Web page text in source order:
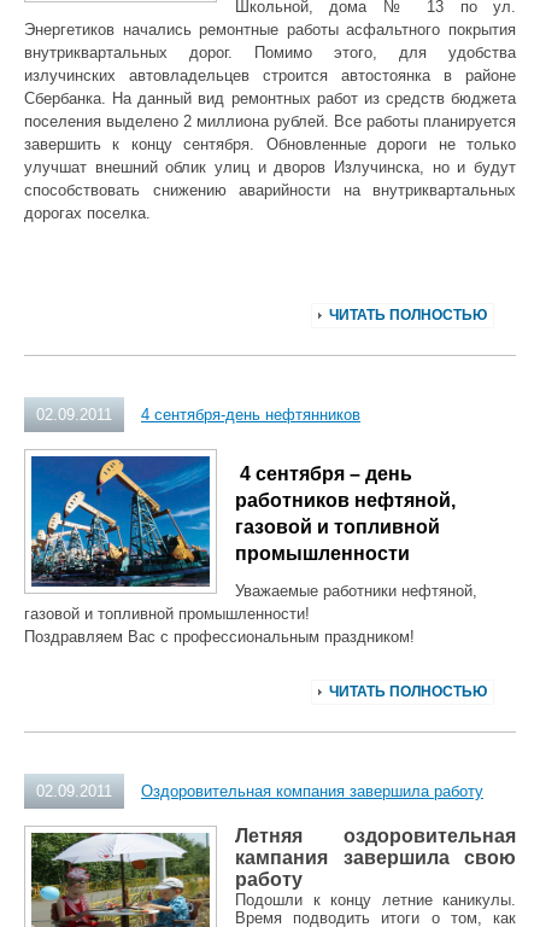
Школьной, дома № 13 по ул.
Энергетиков начались ремонтные работы асфальтного покрытия
внутриквартальных дорог. Помимо этого, для удобства
излучинских автовладельцев строится автостоянка в районе
Сбербанка. На данный вид ремонтных работ из средств бюджета
поселения выделено 2 миллиона рублей. Все работы планируется
завершить к концу сентября. Обновленные дороги не только
улучшат внешний облик улиц и дворов Излучинска, но и будут
способствовать снижению аварийности на внутриквартальных
дорогах поселка.
ЧИТАТЬ ПОЛНОСТЬЮ
02.09.2011 4 сентября-день нефтянников
4 сентября – день
работников нефтяной,
газовой и топливной
промышленности
Уважаемые работники нефтяной,
газовой и топливной промышленности!
Поздравляем Вас с профессиональным праздником!
ЧИТАТЬ ПОЛНОСТЬЮ
02.09.2011 Оздоровительная компания завершила работу
Летняя оздоровительная
кампания завершила свою
работу
Подошли к концу летние каникулы.
Время подводить итоги о том, как